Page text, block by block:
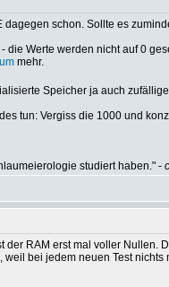
dagegen schon. Sollte es
die Werte werden nicht auf 0
mehr.
Speicher ja auch
tun: Vergiss die 1000 und
studiert haben." -
der RAM erst mal voller
bei jedem neuen Test